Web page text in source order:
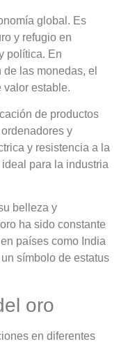
global. Es
y refugio en
política. En
las monedas, el
valor estable.
de productos
y
y resistencia a la
para la industria
belleza y
ha sido constante
países como India
símbolo de estatus
oro
en diferentes